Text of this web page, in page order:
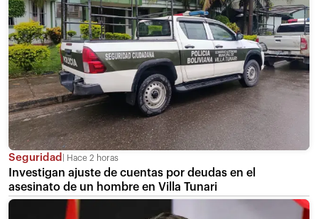
Seguridad Hace 2 horas
Investigan ajuste de cuentas por deudas en el
asesinato de un hombre en Villa Tunari